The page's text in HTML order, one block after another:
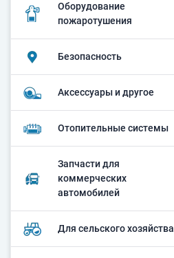
Оборудование
пожаротушения
Безопасность
Аксессуары и другое
Oтопительные системы
Запчасти для
коммерческих
автомобилей
Для сельского хозяйства